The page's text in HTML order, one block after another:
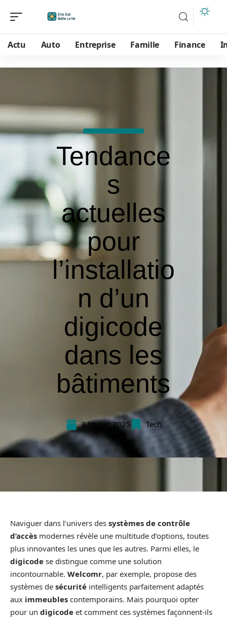
Actu Auto Entreprise Famille Finance
Tendance
s
actuelles
pour
l’installatio
n d’un
digicode
dans les
bâtiments
3 février 2025 Tech
Naviguer dans l’univers des systèmes de contrôle
d’accès modernes révèle une multitude d’options, toutes
plus innovantes les unes que les autres. Parmi elles, le
digicode se distingue comme une solution
incontournable. Welcomr, par exemple, propose des
systèmes de sécurité intelligents parfaitement adaptés
aux immeubles contemporains. Mais pourquoi opter
pour un digicode et comment ces systèmes façonnent-ils